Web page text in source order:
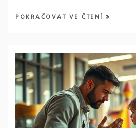
POKRAČOVAT VE ČTENÍ